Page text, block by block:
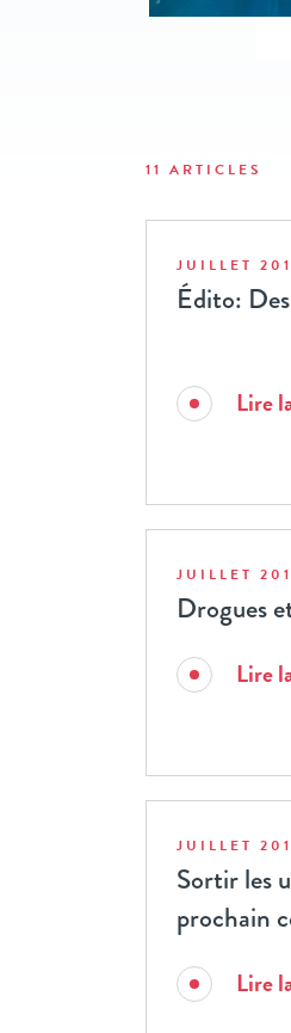
11 ARTICLES
JUILLET
Édito:
Lire
JUILLET
Drogues
Lire
JUILLET
Sortir les
prochain
Lire